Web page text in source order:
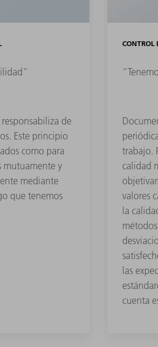
de
Este principio
como para
mutuamente y
mediante
que tenemos
CONTROL
trabajo.
calidad
valores
la
las
cuenta